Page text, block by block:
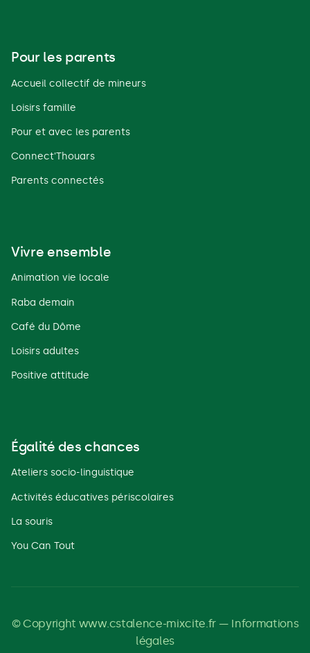
Pour les parents
Accueil collectif de mineurs
Loisirs famille
Pour et avec les parents
Connect'Thouars
Parents connectés
Vivre ensemble
Animation vie locale
Raba demain
Café du Dôme
Loisirs adultes
Positive attitude
Égalité des chances
Ateliers socio-linguistique
Activités éducatives périscolaires
La souris
You Can Tout
© Copyright www.cstalence-mixcite.fr — Informations
légales